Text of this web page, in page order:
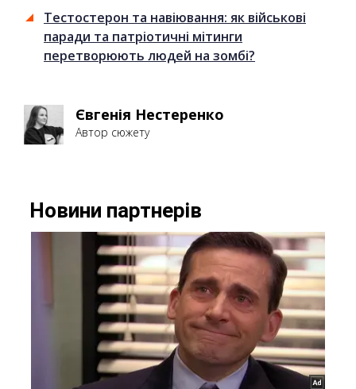
Тестостерон та навіювання: як військові
паради та патріотичні мітинги
перетворюють людей на зомбі?
Євгенія Нестеренко
Автор сюжету